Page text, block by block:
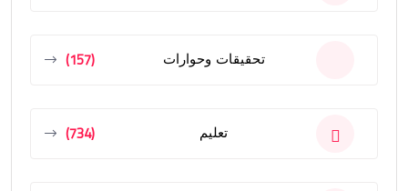
تحقيقات وحوارات (157)
تعليم (734)